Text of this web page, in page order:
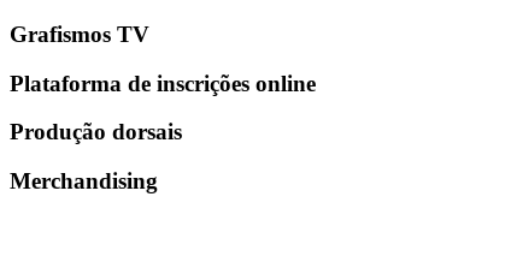
Grafismos TV
Plataforma de inscrições online
Produção dorsais
Merchandising